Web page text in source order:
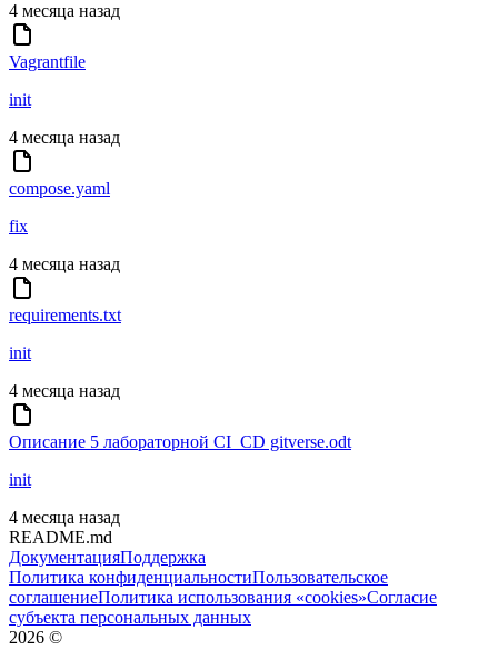
4 месяца назад
Vagrantfile
init
4 месяца назад
compose.yaml
fix
4 месяца назад
requirements.txt
init
4 месяца назад
Описание 5 лабораторной CI_CD gitverse.odt
init
4 месяца назад
README.md
ДокументацияПоддержка
Политика конфиденциальностиПользовательское
соглашениеПолитика использования «cookies»Согласие
субъекта персональных данных
2026 ©